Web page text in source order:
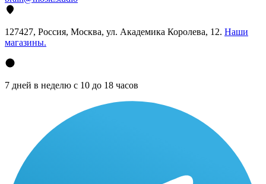
127427, Россия, Москва, ул. Академика Королева, 12. Наши
магазины.
7 дней в неделю с 10 до 18 часов